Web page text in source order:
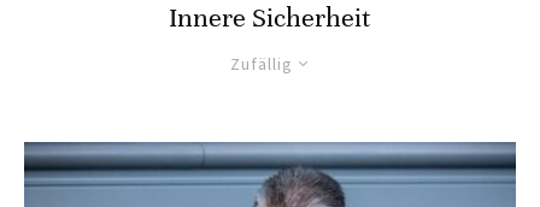
Innere Sicherheit
Zufällig